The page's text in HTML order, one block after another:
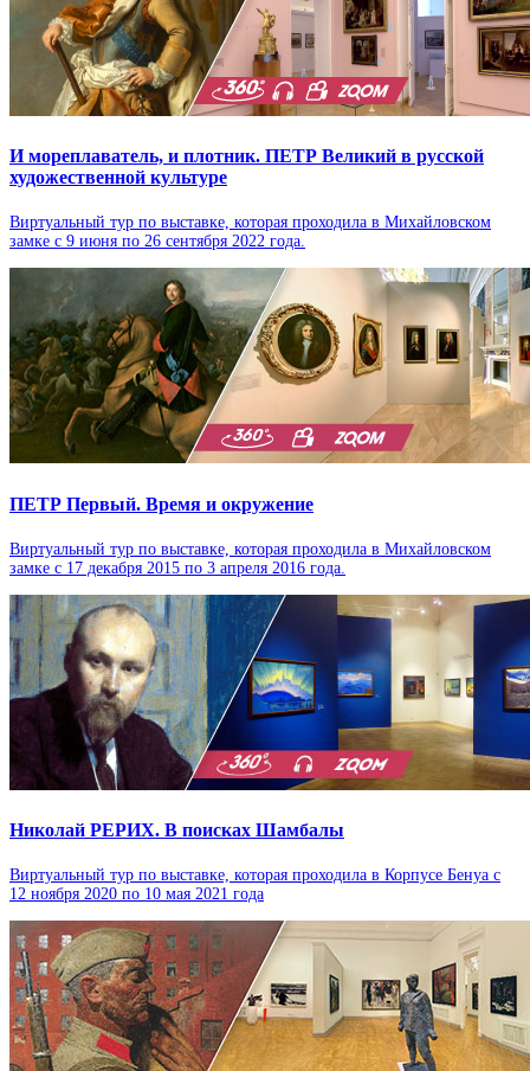
И мореплаватель, и плотник. ПЕТР Великий в русской
художественной культуре
Виртуальный тур по выставке, которая проходила в Михайловском
замке с 9 июня по 26 сентября 2022 года.
ПЕТР Первый. Время и окружение
Виртуальный тур по выставке, которая проходила в Михайловском
замке с 17 декабря 2015 по 3 апреля 2016 года.
Николай РЕРИХ. В поисках Шамбалы
Виртуальный тур по выставке, которая проходила в Корпусе Бенуа с
12 ноября 2020 по 10 мая 2021 года